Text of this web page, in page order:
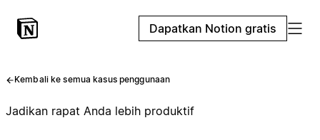
Dapatkan Notion gratis
Kembali ke semua kasus penggunaan
Jadikan rapat Anda lebih produktif